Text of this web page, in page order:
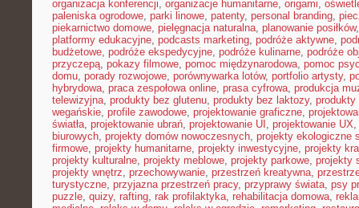
organizacja konferencji, organizacje humanitarne, origami,
paleniska ogrodowe, parki linowe, patenty, personal branding,
piekarnictwo domowe, pielęgnacja naturalna, planowanie posiłków
platformy edukacyjne, podcasts marketing, podróże aktywne,
budżetowe, podróże ekspedycyjne, podróże kulinarne, podróże
przyczepą, pokazy filmowe, pomoc międzynarodowa, pomoc
domu, porady rozwojowe, porównywarka lotów, portfolio artysty,
hybrydowa, praca zespołowa online, prasa cyfrowa, produkcja
telewizyjna, produkty bez glutenu, produkty bez laktozy, produkty
wegańskie, profile zawodowe, projektowanie graficzne,
światła, projektowanie ubrań, projektowanie UI , projektowanie UX,
biurowych, projekty domów nowoczesnych, projekty ekologiczne
firmowe, projekty humanitarne, projekty inwestycyjne, projekty
projekty kulturalne, projekty meblowe, projekty parkowe, projekty
projekty wnętrz, przechowywanie, przestrzeń kreatywna,
turystyczne, przyjazna przestrzeń pracy, przyprawy świata, psy
puzzle, quizy, rafting, rak profilaktyka, rehabilitacja domowa,